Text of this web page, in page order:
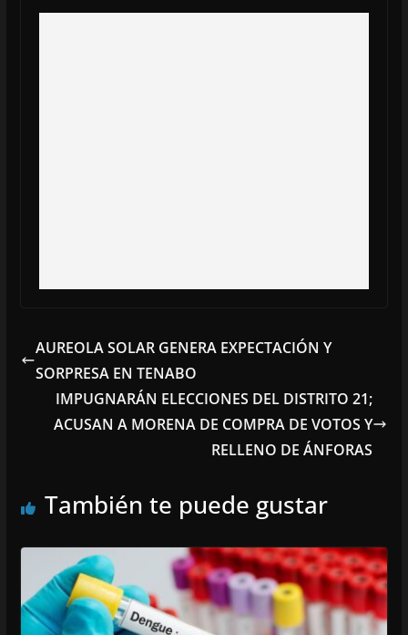
AUREOLA SOLAR GENERA EXPECTACIÓN Y
SORPRESA EN TENABO
IMPUGNARÁN ELECCIONES DEL DISTRITO 21;
ACUSAN A MORENA DE COMPRA DE VOTOS Y
RELLENO DE ÁNFORAS
También te puede gustar